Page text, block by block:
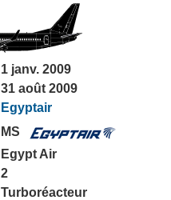
1 janv. 2009
31 août 2009
Egyptair
MS
Egypt Air
2
Turboréacteur